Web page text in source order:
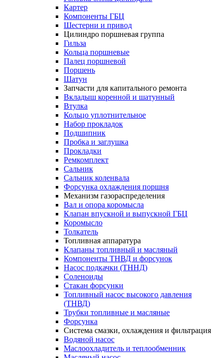
Картер
Компоненты ГБЦ
Шестерни и привод
Цилиндро поршневая группа
Гильза
Кольца поршневые
Палец поршневой
Поршень
Шатун
Запчасти для капитального ремонта
Вкладыш коренной и шатунный
Втулка
Кольцо уплотнительное
Набор прокладок
Подшипник
Пробка и заглушка
Прокладки
Ремкомплект
Сальник
Сальник коленвала
Форсунка охлаждения поршня
Механизм газораспределения
Вал и опора коромысла
Клапан впускной и выпускной ГБЦ
Коромысло
Толкатель
Топливная аппаратура
Клапаны топливный и масляный
Компоненты ТНВД и форсунок
Насос подкачки (ТННД)
Соленоиды
Стакан форсунки
Топливный насос высокого давления
(ТНВД)
Трубки топливные и масляные
Форсунка
Система смазки, охлаждения и фильтрация
Водяной насос
Маслоохладитель и теплообменник